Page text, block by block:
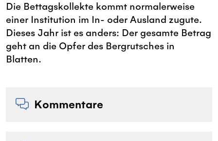
Die Bettagskollekte kommt normalerweise
einer Institution im In- oder Ausland zugute.
Dieses Jahr ist es anders: Der gesamte Betrag
geht an die Opfer des Bergrutsches in
Blatten.
Kommentare